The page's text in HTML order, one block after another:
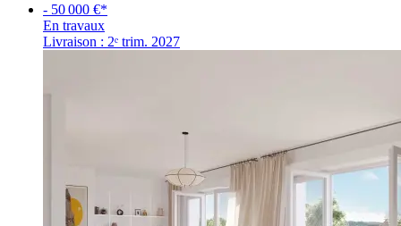
- 50 000 €*
En travaux
Livraison : 2ᵉ trim. 2027